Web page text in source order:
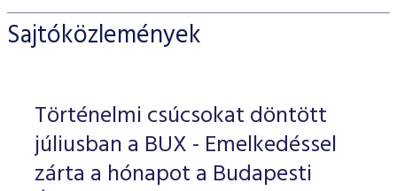
INDEXEK
Jelzáloglevél indexek
Vállalati kötvény indexek
Azonnali Piac
Részvények
Származékos piac
BEFEKTETŐK
Részvény szekció
Hitelpapír szekció
BÉT szabályzatok
Befektetővédelem
Alkalmazott díjstruktúra
Elszámolás
Részvény és vállalati kötvény tőzsdei bevezetését
program
BÉT Xtend - Részvénypiac egyszerűen
TŐZSDETAGOK
Tőzsdetagok, üzletkötők
VENDOROK
Sajtóközlemények
Történelmi csúcsokat döntött
júliusban a BUX - Emelkedéssel
zárta a hónapot a Budapesti